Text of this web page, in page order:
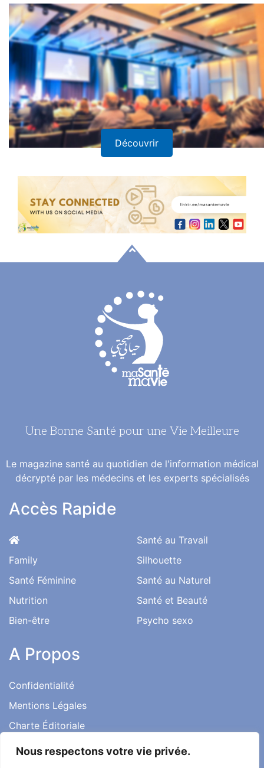
Nous respectons votre vie privée.
Découvrir
Une Bonne Santé pour une Vie Meilleure
Le magazine santé au quotidien de l'information médical
décrypté par les médecins et les experts spécialisés
Accès Rapide
Family
Santé Féminine
Nutrition
Bien-être
Santé au Travail
Silhouette
Santé au Naturel
Santé et Beauté
Psycho sexo
A Propos
Confidentialité
Mentions Légales
Charte Éditoriale
Conditions d’utilisation